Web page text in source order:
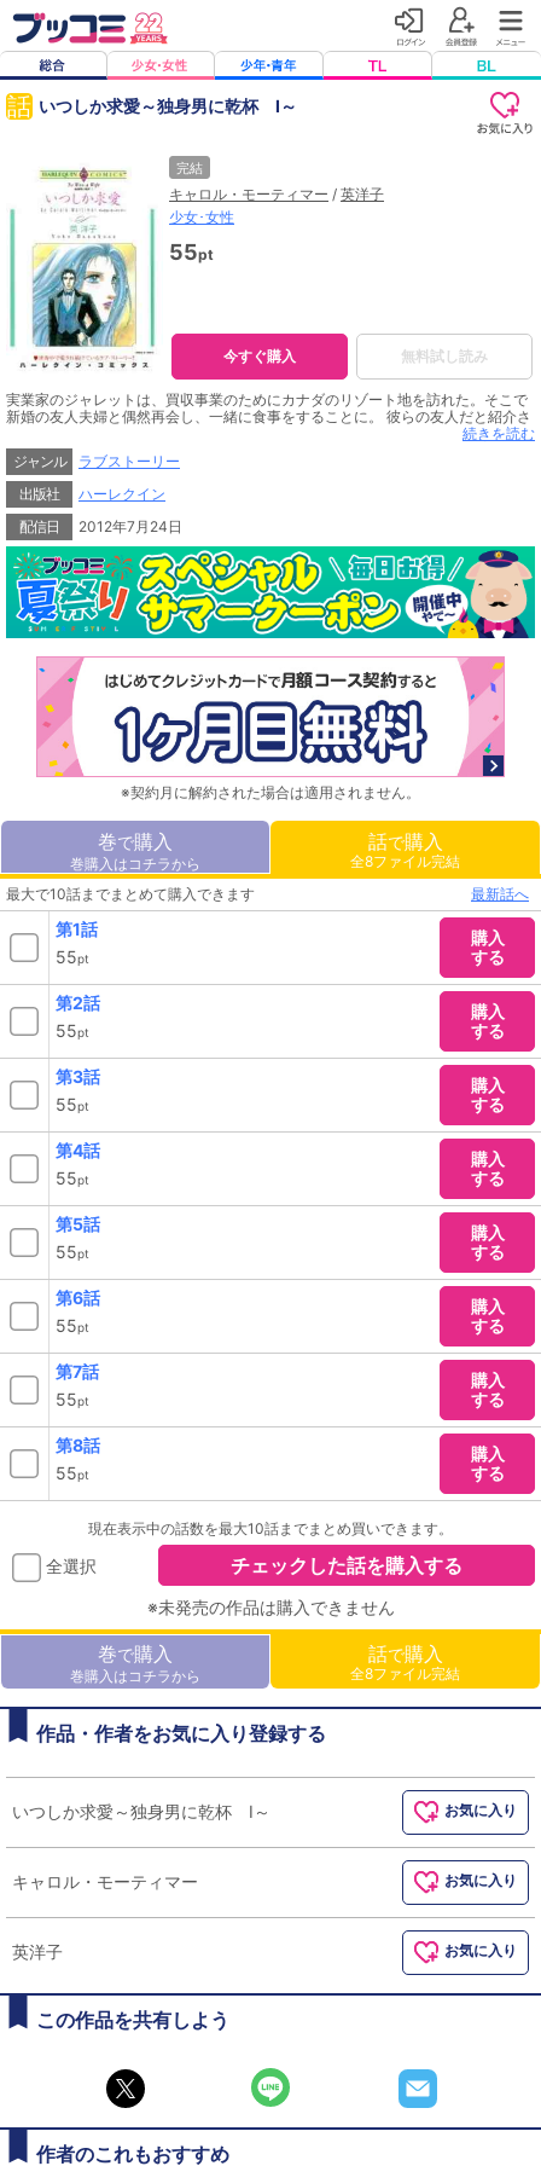
話 いつしか求愛～独身男に乾杯 I～
完結
キャロル・モーティマー / 英洋子
少女･女性
55pt
今すぐ購入 無料試し読み
実業家のジャレットは、買収事業のためにカナダのリゾート地を訪れた。そこで
新婚の友人夫婦と偶然再会し、一緒に食事をすることに。 彼らの友人だと紹介さ
れたのは元モデルのアビー。ジャレットは一目で心を奪われたが、謎の言動が多
い彼女に対し「彼女は高級娼婦に違いない」と目星をつける。しかしその正体
は！？
続きを読む
ジャンル
ラブストーリー
出版社
ハーレクイン
配信日
2012年7月24日
※契約月に解約された場合は適用されません。
巻で購入
巻購入はコチラから
話で購入
全8ファイル完結
最大で10話までまとめて購入できます
最新話へ
第1話
55pt
購入
する
第2話
55pt
購入
する
第3話
55pt
購入
する
第4話
55pt
購入
する
第5話
55pt
購入
する
第6話
55pt
購入
する
第7話
55pt
購入
する
第8話
55pt
購入
する
現在表示中の話数を最大10話までまとめ買いできます。
全選択 チェックした話を購入する
※未発売の作品は購入できません
巻で購入
巻購入はコチラから
話で購入
全8ファイル完結
作品・作者をお気に入り登録する
いつしか求愛～独身男に乾杯 I～ お気に入り
キャロル・モーティマー お気に入り
英洋子 お気に入り
この作品を共有しよう
作者のこれもおすすめ